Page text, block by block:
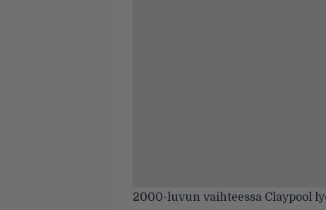
2000-luvun vaihteessa Claypool